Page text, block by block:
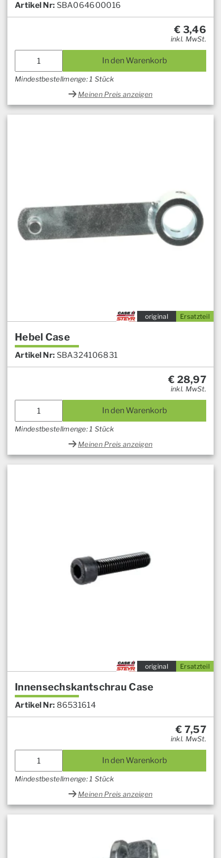
Artikel Nr: SBA064600016
€ 3,46
inkl. MwSt.
In den Warenkorb
Mindestbestellmenge: 1 Stück
Meinen Preis anzeigen
Ersatzteil
original
Hebel Case
Artikel Nr: SBA324106831
€ 28,97
inkl. MwSt.
In den Warenkorb
Mindestbestellmenge: 1 Stück
Meinen Preis anzeigen
Ersatzteil
original
Innensechskantschrau Case
Artikel Nr: 86531614
€ 7,57
inkl. MwSt.
In den Warenkorb
Mindestbestellmenge: 1 Stück
Meinen Preis anzeigen